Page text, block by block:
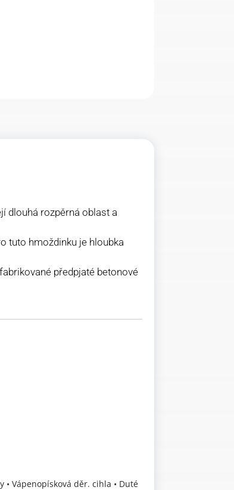
dlouhá rozpěrná oblast a
tuto hmoždinku je hloubka
předpjaté betonové
• Vápenopísková děr. cihla • Duté